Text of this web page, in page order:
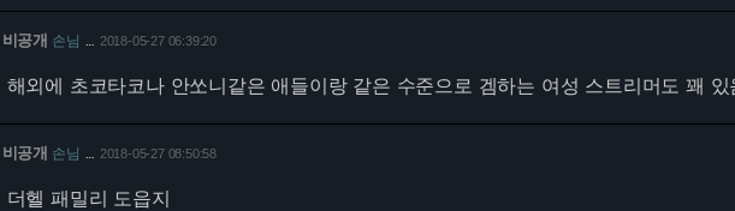
비공개 손님 2018-05-27 06:39:20
해외에 초코타코나 안쏘니같은 애들이랑 같은 수준으로 겜하는 여성 스트리머도 꽤 있
비공개 손님 2018-05-27 08:50:58
더헬 패밀리 도읍지